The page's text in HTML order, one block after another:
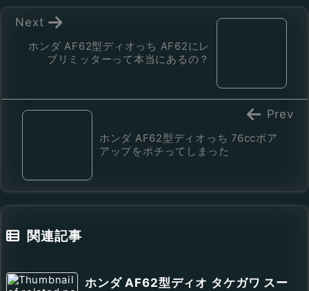
ホンダ AF62型ディオっち AF62にレ
ブリミッターって本当にあるの？
Next
ホンダ AF62型ディオっち 76ccボア
アップをポチってしまった
Prev
関連記事
ホンダ AF62型ディオ タケガワ スー